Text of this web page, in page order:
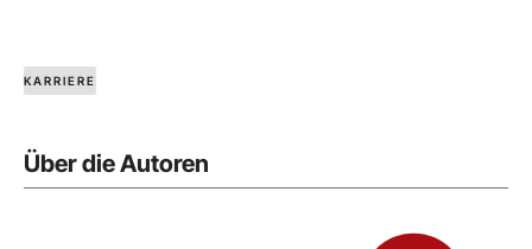
KARRIERE
Über die Autoren